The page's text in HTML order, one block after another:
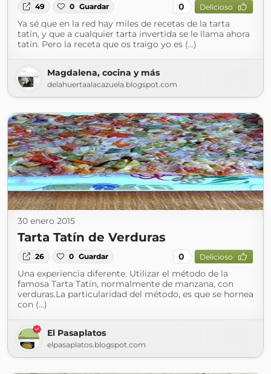
49 0 Guardar 0 Delicioso
Ya sé que en la red hay miles de recetas de la tarta
tatín, y que a cualquier tarta invertida se le llama ahora
tatín. Pero la receta que os traigo yo es (...)
Magdalena, cocina y más
delahuertaalacazuela.blogspot.com
30 enero 2015
Tarta Tatín de Verduras
26 0 Guardar 0 Delicioso
Una experiencia diferente. Utilizar el método de la
famosa Tarta Tatín, normalmente de manzana, con
verduras.La particularidad del método, es que se hornea
con (...)
El Pasaplatos
elpasaplatos.blogspot.com